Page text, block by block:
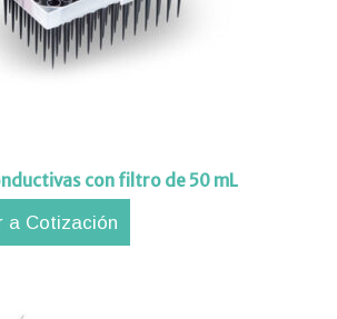
con filtro de 50 mL
a Cotización